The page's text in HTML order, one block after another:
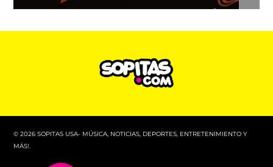
© 2026 SOPITAS USA- MÚSICA, NOTICIAS, DEPORTES, ENTRETENIMIENTO Y
MÁS!.